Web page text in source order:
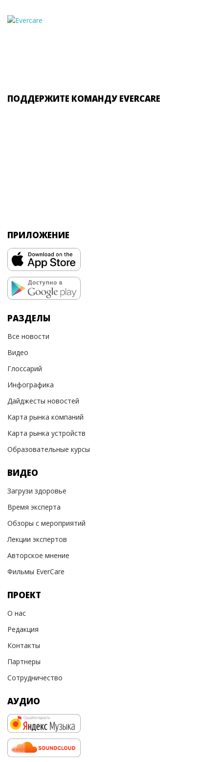
ПОДДЕРЖИТЕ КОМАНДУ EVERCARE
ПРИЛОЖЕНИЕ
РАЗДЕЛЫ
Все новости
Видео
Глоссарий
Инфографика
Дайджесты новостей
Карта рынка компаний
Карта рынка устройств
Образовательные курсы
ВИДЕО
Загрузи здоровье
Время эксперта
Обзоры с мероприятий
Лекции экспертов
Авторское мнение
Фильмы EverCare
ПРОЕКТ
О нас
Редакция
Контакты
Партнеры
Сотрудничество
АУДИО